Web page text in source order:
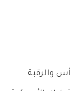
والرقبة